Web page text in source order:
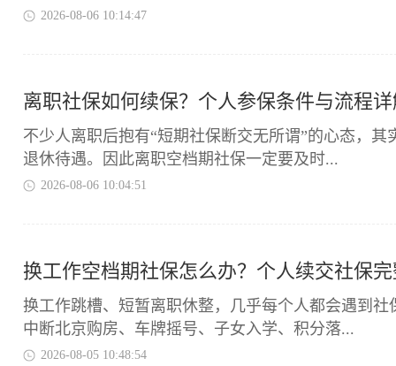
2026-08-06 10:14:47
离职社保如何续保？个人参保条件与流程
不少人离职后抱有“短期社保断交无所谓”的心态，
退休待遇。因此离职空档期社保一定要及时...
2026-08-06 10:04:51
换工作空档期社保怎么办？个人续交社保
换工作跳槽、短暂离职休整，几乎每个人都会遇到
中断北京购房、车牌摇号、子女入学、积分落...
2026-08-05 10:48:54